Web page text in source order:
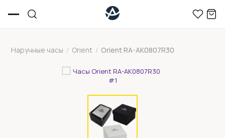
Наручные часы / Orient / Orient RA-AK0807R30